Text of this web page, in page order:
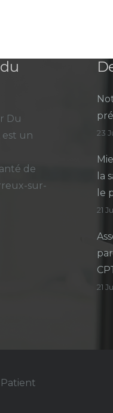
Du
est un
de
sur-
23
la
le
21
21